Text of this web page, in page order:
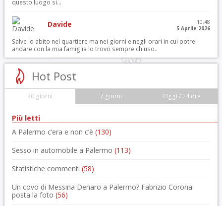
questo luogo si...
Davide
10:48
5 Aprile 2026
Salve io abito nel quartiere ma nei giorni e negli orari in cui potrei
andare con la mia famiglia lo trovo sempre chiuso..
Hot Post
30 giorni 7 giorni Oggi / 24 ore
Più letti
A Palermo c’era e non c’è (130)
Sesso in automobile a Palermo (113)
Statistiche commenti (58)
Un covo di Messina Denaro a Palermo? Fabrizio Corona
posta la foto (56)